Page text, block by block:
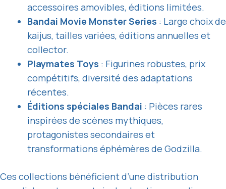
accessoires amovibles, éditions limitées.
Bandai Movie Monster Series : Large choix de
kaijus, tailles variées, éditions annuelles et
collector.
Playmates Toys : Figurines robustes, prix
compétitifs, diversité des adaptations
récentes.
Éditions spéciales Bandai : Pièces rares
inspirées de scènes mythiques,
protagonistes secondaires et
transformations éphémères de Godzilla.
Ces collections bénéficient d’une distribution